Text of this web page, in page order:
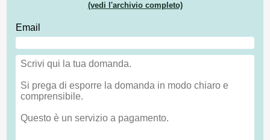
(vedi l'archivio completo)
Email